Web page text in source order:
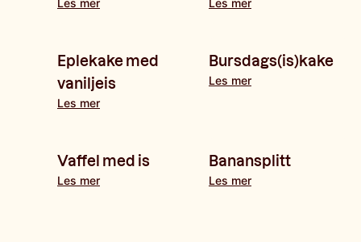
Eplekake med
vaniljeis
Les mer
Bursdags(is)kake
Les mer
Vaffel med is
Les mer
Banansplitt
Les mer